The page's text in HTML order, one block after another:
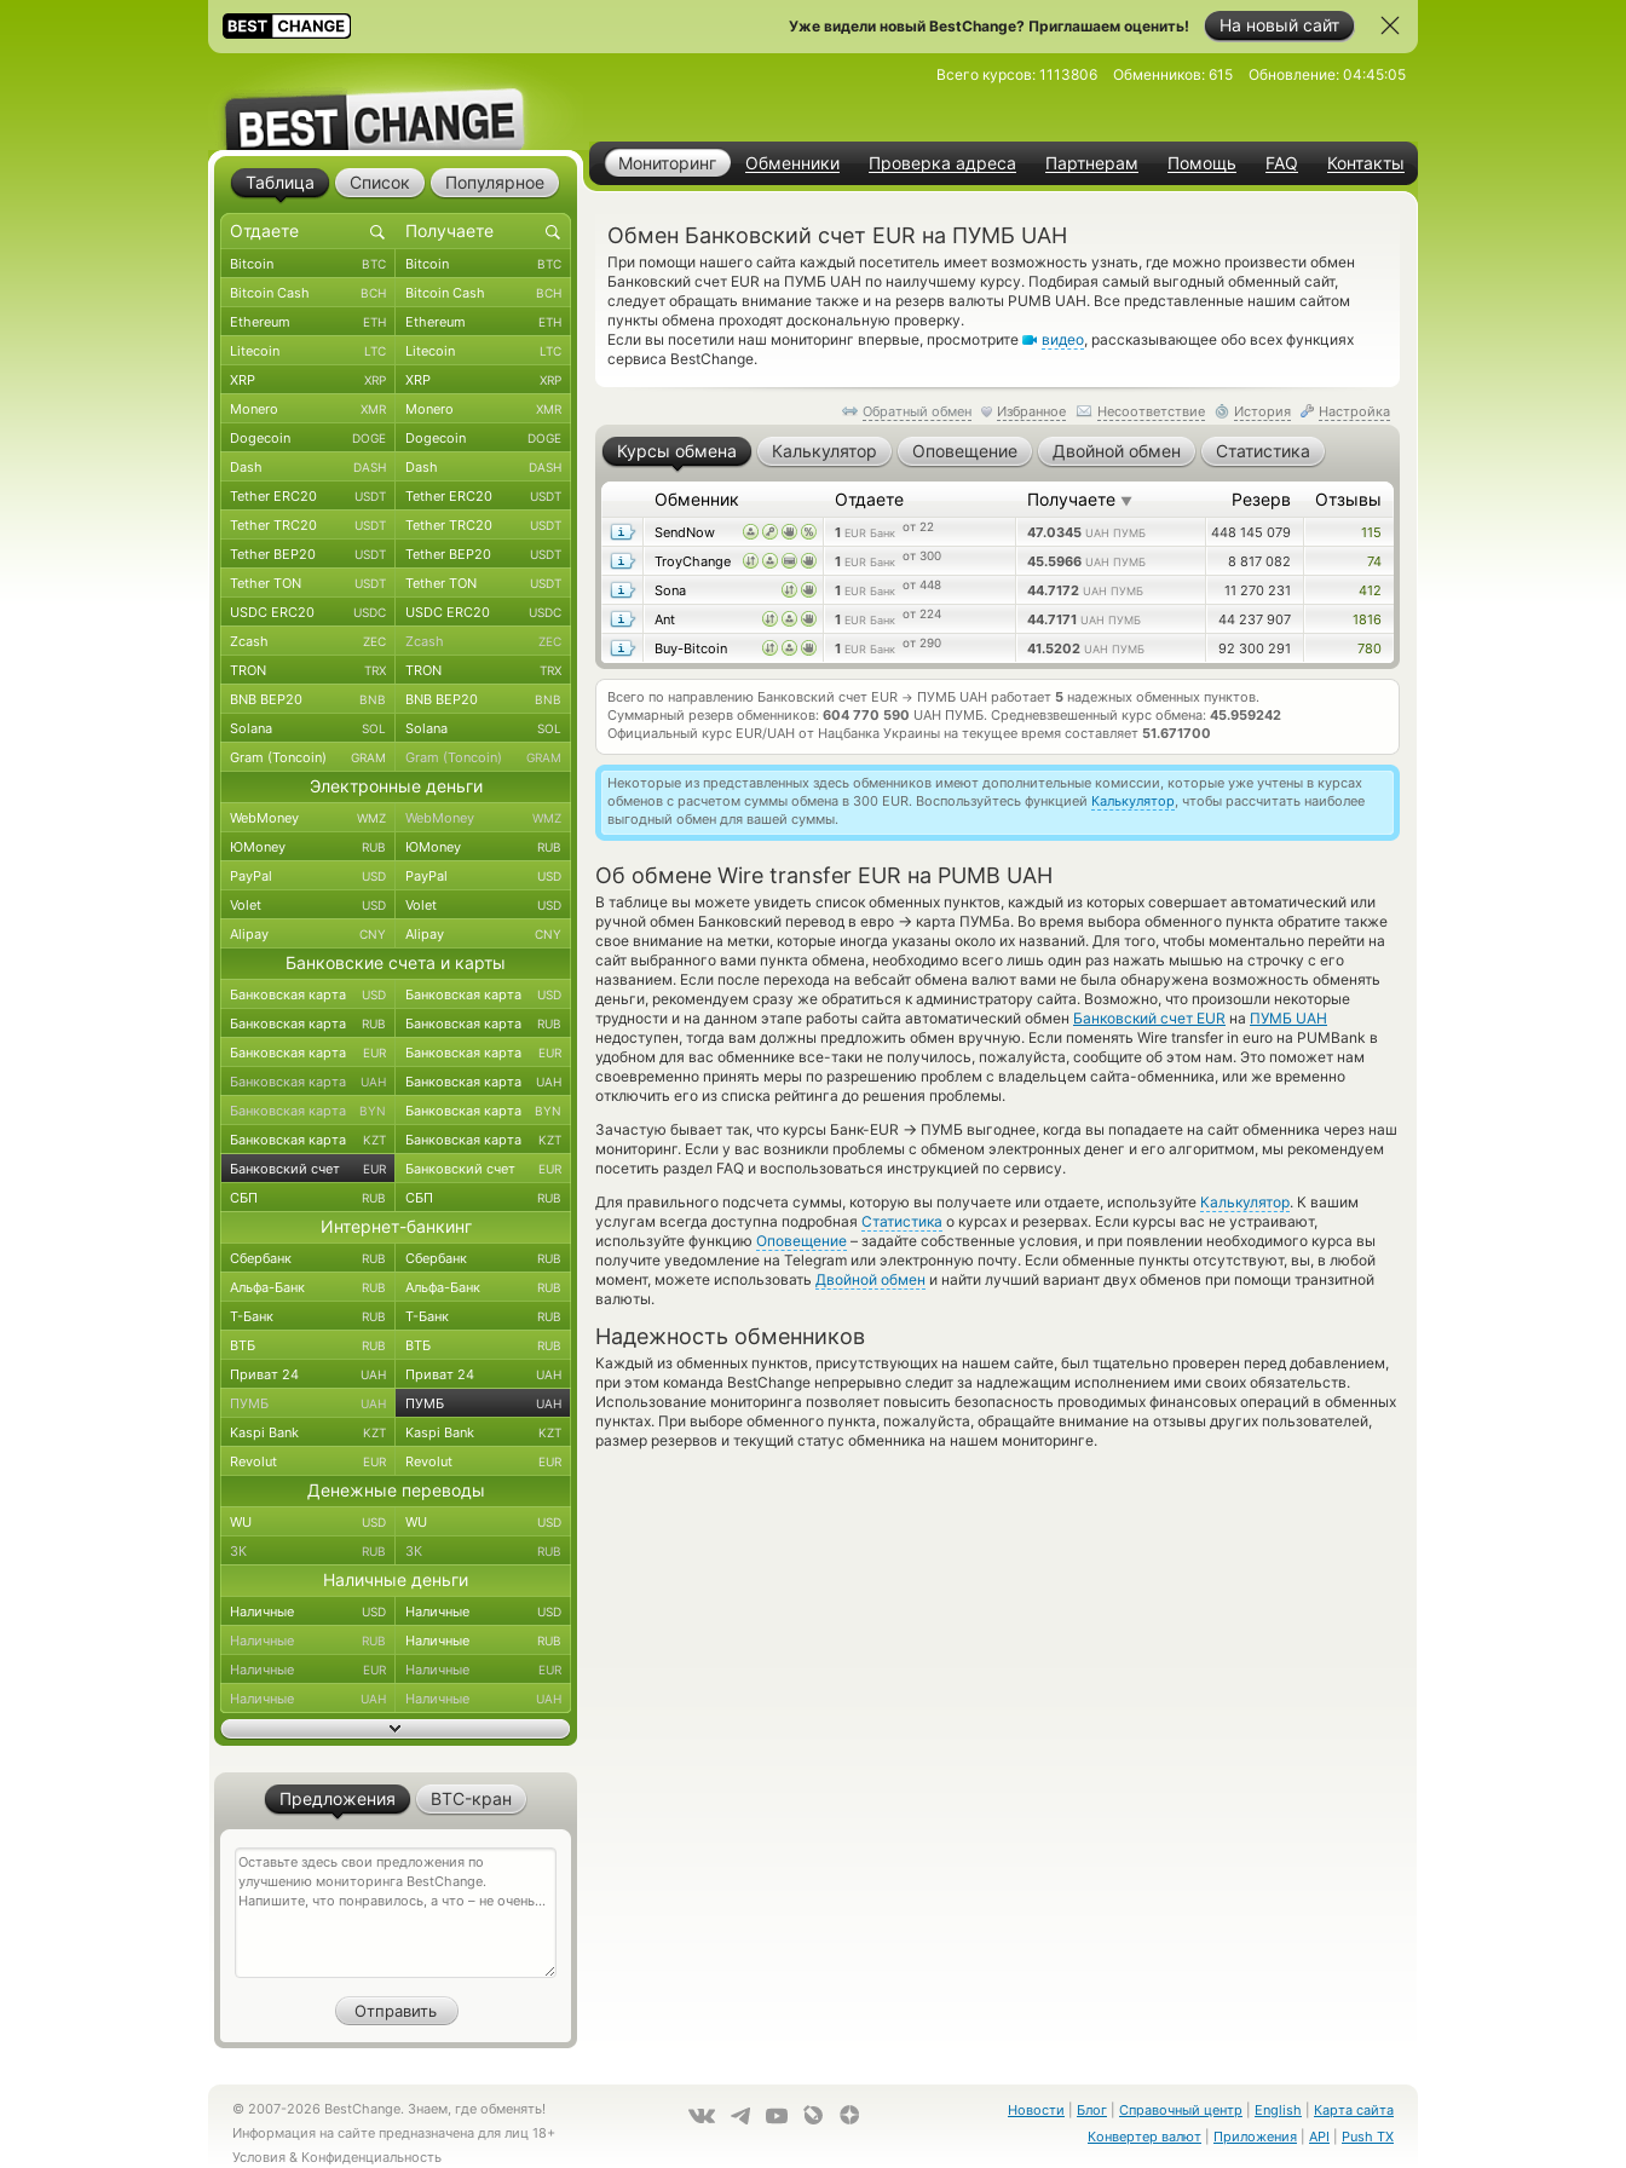
На новый сайт
Уже видели новый BestChange? Приглашаем оценить!
Мониторинг Обменники Проверка адреса Партнерам Помощь FAQ Контакты
Всего курсов: 1113806 Обменников: 615 Обновление: 04:45:05
Обмен Банковский счет EUR на ПУМБ UAH
При помощи нашего сайта каждый посетитель имеет возможность узнать, где можно произвести обмен
Банковский счет EUR на ПУМБ UAH по наилучшему курсу. Подбирая самый выгодный обменный сайт,
следует обращать внимание также и на резерв валюты PUMB UAH. Все представленные нашим сайтом
пункты обмена проходят доскональную проверку.
Если вы посетили наш мониторинг впервые, просмотрите
видео, рассказывающее обо всех функциях
сервиса BestChange.
Обратный обмен Избранное Несоответствие История Настройка
Курсы обмена Калькулятор Оповещение Двойной обмен Статистика
Обменник Отдаете Получаете ▼ Резерв Отзывы
SendNow 1 EUR Банк от 22 47.0345 UAH ПУМБ 448 145 079
115
TroyChange
1 EUR Банк от 300 45.5966 UAH ПУМБ 8 817 082
74
Sona
1 EUR Банк от 448 44.7172 UAH ПУМБ 11 270 231
412
Ant
1 EUR Банк от 224 44.7171 UAH ПУМБ 44 237 907
1816
Buy-Bitcoin
1 EUR Банк от 290 41.5202 UAH ПУМБ 92 300 291 780
Всего по направлению Банковский счет EUR → ПУМБ UAH работает 5 надежных обменных пунктов.
Суммарный резерв обменников: 604 770 590 UAH ПУМБ. Средневзвешенный курс обмена: 45.959242
Официальный курс EUR/UAH от Нацбанка Украины на текущее время составляет 51.671700
Некоторые из представленных здесь обменников имеют дополнительные комиссии, которые уже учтены в курсах
обменов с расчетом суммы обмена в 300 EUR. Воспользуйтесь функцией Калькулятор, чтобы рассчитать наиболее
выгодный обмен для вашей суммы.
Об обмене Wire transfer EUR на PUMB UAH
В таблице вы можете увидеть список обменных пунктов, каждый из которых совершает автоматический или
ручной обмен Банковский перевод в евро → карта ПУМБа. Во время выбора обменного пункта обратите также
свое внимание на метки, которые иногда указаны около их названий. Для того, чтобы моментально перейти на
сайт выбранного вами пункта обмена, необходимо всего лишь один раз нажать мышью на строчку с его
названием. Если после перехода на вебсайт обмена валют вами не была обнаружена возможность обменять
деньги, рекомендуем сразу же обратиться к администратору сайта. Возможно, что произошли некоторые
трудности и на данном этапе работы сайта автоматический обмен Банковский счет EUR на ПУМБ UAH
недоступен, тогда вам должны предложить обмен вручную. Если поменять Wire transfer in euro на PUMBank в
удобном для вас обменнике все-таки не получилось, пожалуйста, сообщите об этом нам. Это поможет нам
своевременно принять меры по разрешению проблем с владельцем сайта-обменника, или же временно
отключить его из списка рейтинга до решения проблемы.
Зачастую бывает так, что курсы Банк-EUR → ПУМБ выгоднее, когда вы попадаете на сайт обменника через наш
мониторинг. Если у вас возникли проблемы с обменом электронных денег и его алгоритмом, мы рекомендуем
посетить раздел FAQ и воспользоваться инструкцией по сервису.
Для правильного подсчета суммы, которую вы получаете или отдаете, используйте Калькулятор. К вашим
услугам всегда доступна подробная Статистика о курсах и резервах. Если курсы вас не устраивают,
используйте функцию Оповещение – задайте собственные условия, и при появлении необходимого курса вы
получите уведомление на Telegram или электронную почту. Если обменные пункты отсутствуют, вы, в любой
момент, можете использовать Двойной обмен и найти лучший вариант двух обменов при помощи транзитной
валюты.
Надежность обменников
Каждый из обменных пунктов, присутствующих на нашем сайте, был тщательно проверен перед добавлением,
при этом команда BestChange непрерывно следит за надлежащим исполнением ими своих обязательств.
Использование мониторинга позволяет повысить безопасность проводимых финансовых операций в обменных
пунктах. При выборе обменного пункта, пожалуйста, обращайте внимание на отзывы других пользователей,
размер резервов и текущий статус обменника на нашем мониторинге.
Таблица Список Популярное
Bitcoin BTC Bitcoin BTC
Bitcoin Cash BCH Bitcoin Cash BCH
Ethereum ETH Ethereum ETH
Litecoin LTC Litecoin LTC
XRP XRP XRP XRP
Monero XMR Monero XMR
Dogecoin DOGE Dogecoin DOGE
Dash DASH Dash DASH
Tether ERC20 USDT Tether ERC20 USDT
Tether TRC20 USDT Tether TRC20 USDT
Tether BEP20 USDT Tether BEP20 USDT
Tether TON USDT Tether TON USDT
USDC ERC20 USDC USDC ERC20 USDC
Zcash ZEC Zcash ZEC
TRON TRX TRON TRX
BNB BEP20 BNB BNB BEP20 BNB
Solana SOL Solana SOL
Gram (Toncoin) GRAM Gram (Toncoin) GRAM
Электронные деньги
WebMoney WMZ WebMoney WMZ
ЮMoney RUB ЮMoney RUB
PayPal USD PayPal USD
Volet USD Volet USD
Alipay CNY Alipay CNY
Банковские счета и карты
Банковская карта USD Банковская карта USD
Банковская карта RUB Банковская карта RUB
Банковская карта EUR Банковская карта EUR
Банковская карта UAH Банковская карта UAH
Банковская карта BYN Банковская карта BYN
Банковская карта KZT Банковская карта KZT
Банковский счет EUR Банковский счет EUR
СБП RUB СБП RUB
Интернет-банкинг
Сбербанк RUB Сбербанк RUB
Альфа-Банк RUB Альфа-Банк RUB
Т-Банк RUB Т-Банк RUB
ВТБ RUB ВТБ RUB
Приват 24 UAH Приват 24 UAH
ПУМБ UAH ПУМБ UAH
Kaspi Bank KZT Kaspi Bank KZT
Revolut EUR Revolut EUR
Денежные переводы
WU USD WU USD
ЗК RUB ЗК RUB
Наличные деньги
Наличные USD Наличные USD
Наличные RUB Наличные RUB
Наличные EUR Наличные EUR
Наличные UAH Наличные UAH
Предложения BTC-кран
© 2007-2026 BestChange. Знаем, где обменять!
Информация на сайте предназначена для лиц 18+
Условия & Конфиденциальность
Новости Блог Справочный центр English
Карта сайта
Конвертер валют
Приложения API Push TX